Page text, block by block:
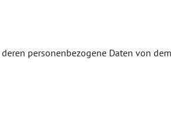
personenbezogene Daten von